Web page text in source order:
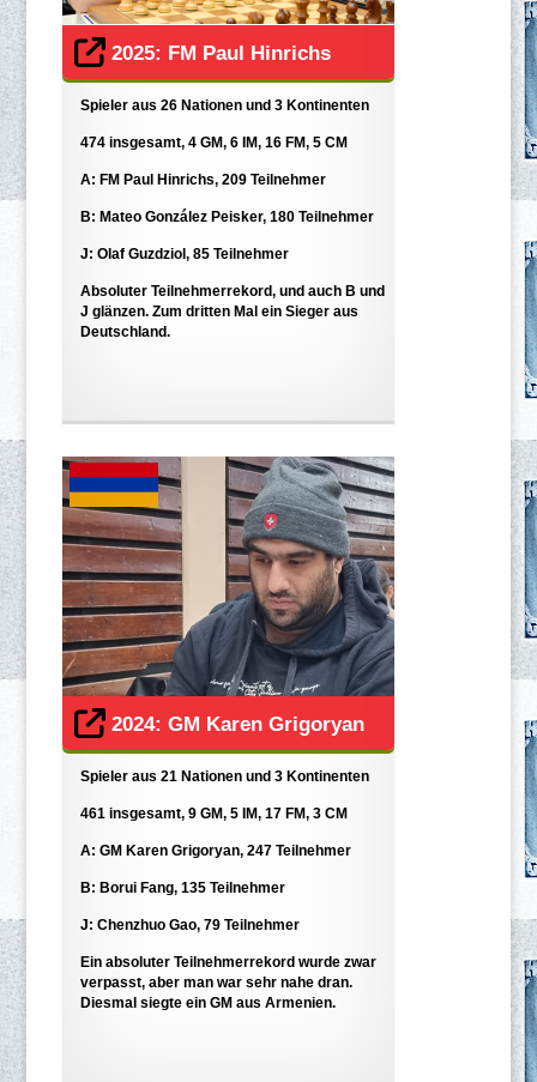
2025: FM Paul Hinrichs
Spieler aus 26 Nationen und 3 Kontinenten
474 insgesamt, 4 GM, 6 IM, 16 FM, 5 CM
A: FM Paul Hinrichs, 209 Teilnehmer
B: Mateo González Peisker, 180 Teilnehmer
J: Olaf Guzdziol, 85 Teilnehmer
Absoluter Teilnehmerrekord, und auch B und
J glänzen. Zum dritten Mal ein Sieger aus
Deutschland.
2024: GM Karen Grigoryan
Spieler aus 21 Nationen und 3 Kontinenten
461 insgesamt, 9 GM, 5 IM, 17 FM, 3 CM
A: GM Karen Grigoryan, 247 Teilnehmer
B: Borui Fang, 135 Teilnehmer
J: Chenzhuo Gao, 79 Teilnehmer
Ein absoluter Teilnehmerrekord wurde zwar
verpasst, aber man war sehr nahe dran.
Diesmal siegte ein GM aus Armenien.